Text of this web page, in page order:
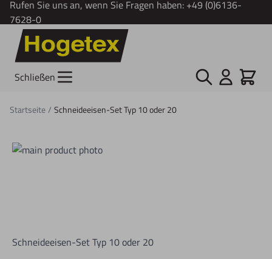
Rufen Sie uns an, wenn Sie Fragen haben: +49 (0)6136-
7628-0
Zum Inhalt springen
Schließen Suche Cart
Startseite/ Schneideeisen-Set Typ 10 oder 20
Schneideeisen-Set Typ 10 oder 20